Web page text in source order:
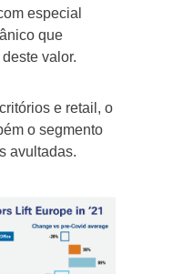
especial
que
valor.
e retail, o
o segmento
avultadas.